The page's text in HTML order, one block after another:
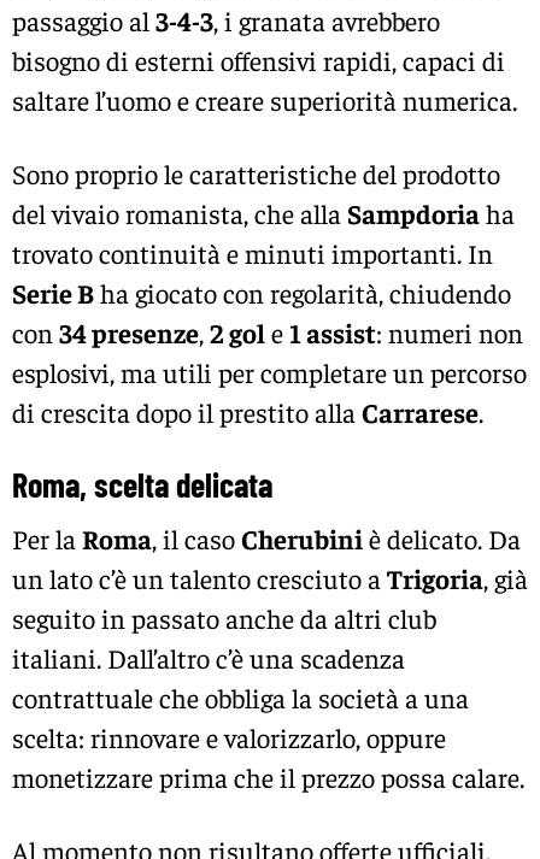
passaggio al 3-4-3, i granata avrebbero
bisogno di esterni offensivi rapidi, capaci di
saltare l’uomo e creare superiorità numerica.
Sono proprio le caratteristiche del prodotto
del vivaio romanista, che alla Sampdoriaha
trovato continuità e minuti importanti. In
Serie Bha giocato con regolarità, chiudendo
con 34 presenze,2 gole 1 assist: numeri non
esplosivi, ma utili per completare un percorso
di crescita dopo il prestito alla Carrarese.
Roma, scelta delicata
Per la Roma, il casoCherubiniè delicato. Da
un lato c’è un talento cresciuto a Trigoria, già
seguito in passato anche da altri club
italiani. Dall’altro c’è una scadenza
contrattuale che obbliga la società a una
scelta: rinnovare e valorizzarlo, oppure
monetizzare prima che il prezzo possa calare.
Al momento non risultano offerte ufficiali,